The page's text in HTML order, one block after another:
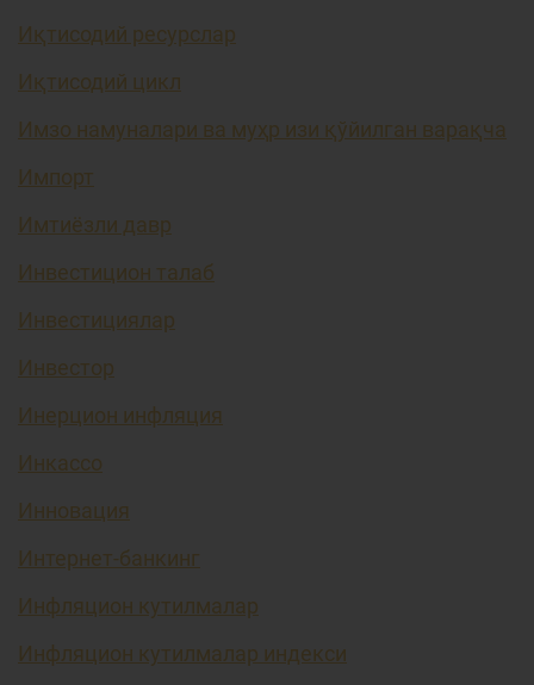
Иқтисодий ресурслар
Иқтисодий цикл
Имзо намуналари ва муҳр изи қўйилган варақча
Импорт
Имтиёзли давр
Инвестицион талаб
Инвестициялар
Инвестор
Инерцион инфляция
Инкассо
Инновация
Интернет-банкинг
Инфляцион кутилмалар
Инфляцион кутилмалар индекси